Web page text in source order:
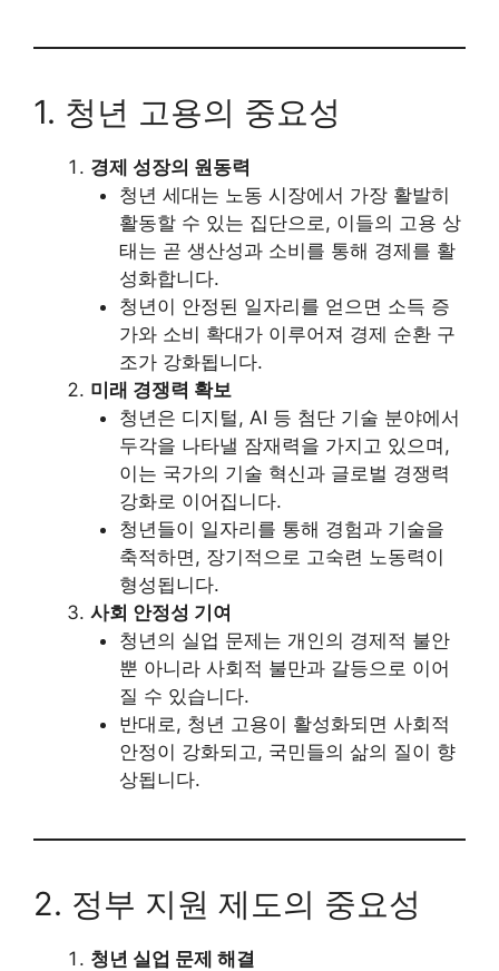
1. 청년 고용의 중요성
경제 성장의 원동력
청년 세대는 노동 시장에서 가장 활발히
활동할 수 있는 집단으로, 이들의 고용 상
태는 곧 생산성과 소비를 통해 경제를 활
성화합니다.
청년이 안정된 일자리를 얻으면 소득 증
가와 소비 확대가 이루어져 경제 순환 구
조가 강화됩니다.
미래 경쟁력 확보
청년은 디지털, AI 등 첨단 기술 분야에서
두각을 나타낼 잠재력을 가지고 있으며,
이는 국가의 기술 혁신과 글로벌 경쟁력
강화로 이어집니다.
청년들이 일자리를 통해 경험과 기술을
축적하면, 장기적으로 고숙련 노동력이
형성됩니다.
사회 안정성 기여
청년의 실업 문제는 개인의 경제적 불안
뿐 아니라 사회적 불만과 갈등으로 이어
질 수 있습니다.
반대로, 청년 고용이 활성화되면 사회적
안정이 강화되고, 국민들의 삶의 질이 향
상됩니다.
2. 정부 지원 제도의 중요성
청년 실업 문제 해결